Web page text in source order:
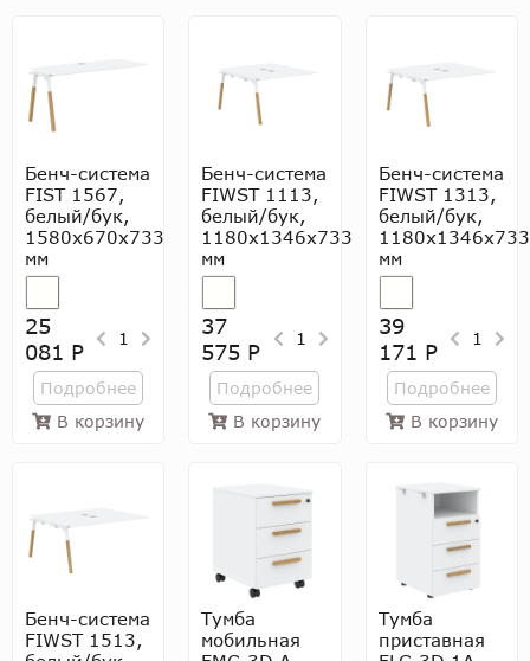
Бенч-система
FIST 1567,
белый/бук,
1580х670х733
мм
25
081 Р
1
Подробнее
В корзину
Бенч-система
FIWST 1113,
белый/бук,
1180х1346х733
мм
37
575 Р
1
Подробнее
В корзину
Бенч-система
FIWST 1313,
белый/бук,
1180х1346х733
мм
39
171 Р
1
Подробнее
В корзину
Бенч-система
FIWST 1513,
Тумба
мобильная
Тумба
приставная